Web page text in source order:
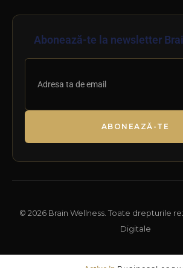
Abonează-te la newsletter
ABONEAZĂ-TE
© 2026 Brain Wellness. Toate drepturile
Digitale